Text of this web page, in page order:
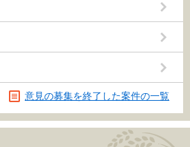
意見の募集を終了した案件の一覧